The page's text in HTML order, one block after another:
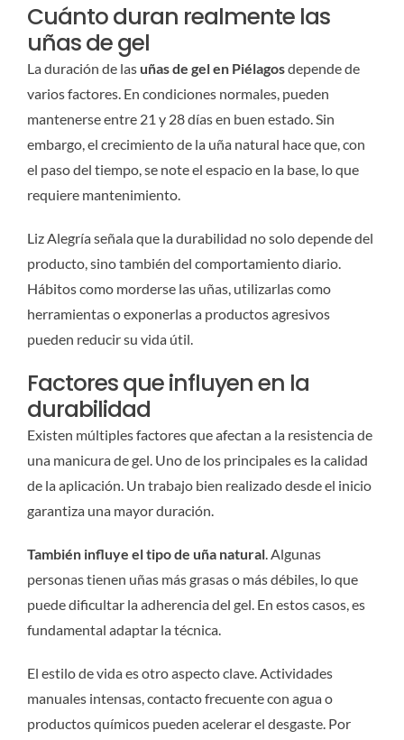
Cuánto duran realmente las
uñas de gel
La duración de las uñas de gel en Piélagosdepende de
varios factores. En condiciones normales, pueden
mantenerse entre 21 y 28 días en buen estado. Sin
embargo, el crecimiento de la uña natural hace que, con
el paso del tiempo, se note el espacio en la base, lo que
requiere mantenimiento.
Liz Alegría señala que la durabilidad no solo depende del
producto, sino también del comportamiento diario.
Hábitos como morderse las uñas, utilizarlas como
herramientas o exponerlas a productos agresivos
pueden reducir su vida útil.
Factores que influyen en la
durabilidad
Existen múltiples factores que afectan a la resistencia de
una manicura de gel. Uno de los principales es la calidad
de la aplicación. Un trabajo bien realizado desde el inicio
garantiza una mayor duración.
También influye el tipo de uña natural. Algunas
personas tienen uñas más grasas o más débiles, lo que
puede dificultar la adherencia del gel. En estos casos, es
fundamental adaptar la técnica.
El estilo de vida es otro aspecto clave. Actividades
manuales intensas, contacto frecuente con agua o
productos químicos pueden acelerar el desgaste. Por